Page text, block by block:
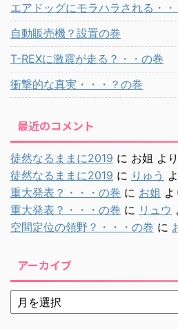
エアドッグにモラハラされる・
自動販売機？設置の巻
T-REXに激震が走る？・・の巻
衝撃的な真実・・・？の巻
最近のコメント
徒然なるままに2019 に お姐 より
徒然なるままに2019 に りゅう
重大発表？・・・の巻 に お姐 よ
重大発表？・・・の巻 に リュウ
空間定位の領野？・・・の巻 に
アーカイブ